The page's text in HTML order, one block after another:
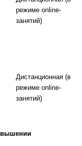
режиме online-
занятий)
Дистанционная (в
режиме online-
занятий)